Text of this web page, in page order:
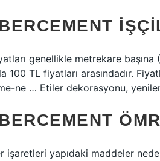
genellikle metrekare başına
100 TL fiyatları arasındadır.
ne … Etiler dekorasyonu,
işaretleri yapıdaki maddeler